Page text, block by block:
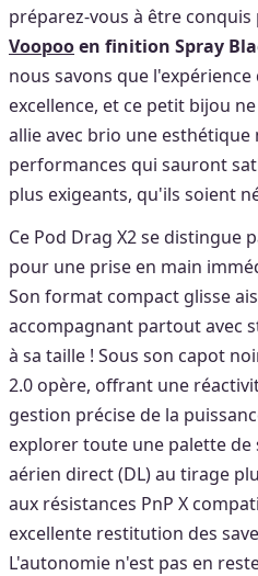
préparez-vous à être conquis
Voopooen finition Spray
nous savons que
excellence, et ce petit bijou
allie avec brio une
performances qui sauront
plus exigeants, qu'ils soient
Ce Pod Drag X2 se distingue
pour une prise en main
Son format compact glisse
accompagnant partout avec
à sa taille ! Sous son capot
2.0 opère, offrant une
gestion précise de la
explorer toute une palette
aérien direct (DL) au tirage
aux résistances PnP X
excellente restitution des
L'autonomie n'est pas en